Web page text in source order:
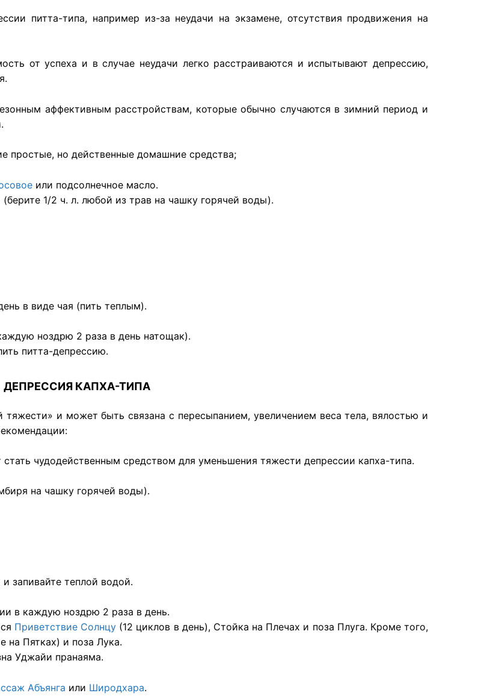
питта-типа, например из-за неудачи на экзамене, отсутствия продвижения на
от успеха и в случае неудачи легко расстраиваются и испытывают депрессию,
аффективным расстройствам, которые обычно случаются в зимний период и
простые, но действенные домашние средства;
или подсолнечное масло.
1/2 ч. л. любой из трав на чашку горячей воды).
в виде чая (пить теплым).
ноздрю 2 раза в день натощак).
питта-депрессию.
ДЕПРЕССИЯ КАПХА-ТИПА
и может быть связана с пересыпанием, увеличением веса тела, вялостью и
чудодейственным средством для уменьшения тяжести депрессии капха-типа.
на чашку горячей воды).
запивайте теплой водой.
в каждую ноздрю 2 раза в день.
Приветствие Солнцу (12 циклов в день), Стойка на Плечах и поза Плуга. Кроме того,
Пятках) и поза Лука.
Уджайи пранаяма.
Абъянга или Широдхара.